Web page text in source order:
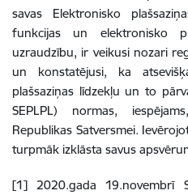
savas Elektronisko
funkcijas un elektronisko
uzraudzību, ir veikusi nozari
un konstatējusi, ka
plašsaziņas līdzekļu un to
SEPLPL) normas,
Republikas Satversmei.
turpmāk izklāsta savus
[1] 2020.gada 19.novembrī